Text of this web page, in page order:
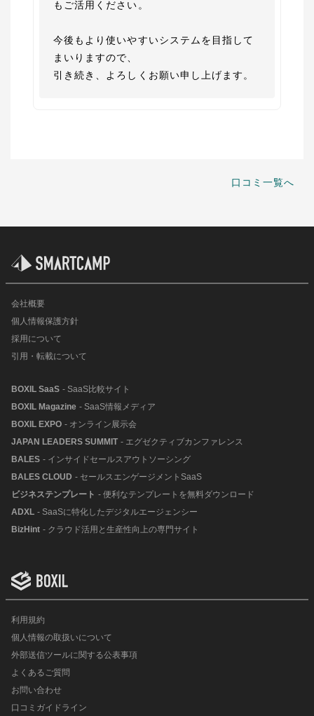
もご活用ください。
今後もより使いやすいシステムを目指して
まいりますので、
引き続き、よろしくお願い申し上げます。
口コミ一覧へ
会社概要
個人情報保護方針
採用について
引用・転載について
BOXIL SaaS - SaaS比較サイト
BOXIL Magazine - SaaS情報メディア
BOXIL EXPO - オンライン展示会
JAPAN LEADERS SUMMIT - エグゼクティブカンファレンス
BALES - インサイドセールスアウトソーシング
BALES CLOUD - セールスエンゲージメントSaaS
ビジネステンプレート - 便利なテンプレートを無料ダウンロード
ADXL - SaaSに特化したデジタルエージェンシー
BizHint - クラウド活用と生産性向上の専門サイト
利用規約
個人情報の取扱いについて
外部送信ツールに関する公表事項
よくあるご質問
お問い合わせ
口コミガイドライン